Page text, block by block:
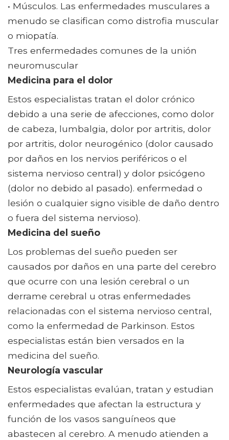
• Músculos. Las enfermedades musculares a
menudo se clasifican como distrofia muscular
o miopatía.
Tres enfermedades comunes de la unión
neuromuscular
Medicina para el dolor
Estos especialistas tratan el dolor crónico
debido a una serie de afecciones, como dolor
de cabeza, lumbalgia, dolor por artritis, dolor
por artritis, dolor neurogénico (dolor causado
por daños en los nervios periféricos o el
sistema nervioso central) y dolor psicógeno
(dolor no debido al pasado). enfermedad o
lesión o cualquier signo visible de daño dentro
o fuera del sistema nervioso).
Medicina del sueño
Los problemas del sueño pueden ser
causados ​​por daños en una parte del cerebro
que ocurre con una lesión cerebral o un
derrame cerebral u otras enfermedades
relacionadas con el sistema nervioso central,
como la enfermedad de Parkinson. Estos
especialistas están bien versados ​​en la
medicina del sueño.
Neurología vascular
Estos especialistas evalúan, tratan y estudian
enfermedades que afectan la estructura y
función de los vasos sanguíneos que
abastecen al cerebro. A menudo atienden a